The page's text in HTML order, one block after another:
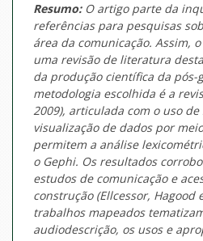
Resumo: O artigo parte da
referências para pesquisas
área da comunicação. Assim,
uma revisão de literatura
da produção científica da pós-
metodologia escolhida é a
2009), articulada com o uso de
visualização de dados por
permitem a análise
o Gephi. Os resultados
estudos de comunicação e
construção (Ellcessor, Hagood
trabalhos mapeados
audiodescrição, os usos e